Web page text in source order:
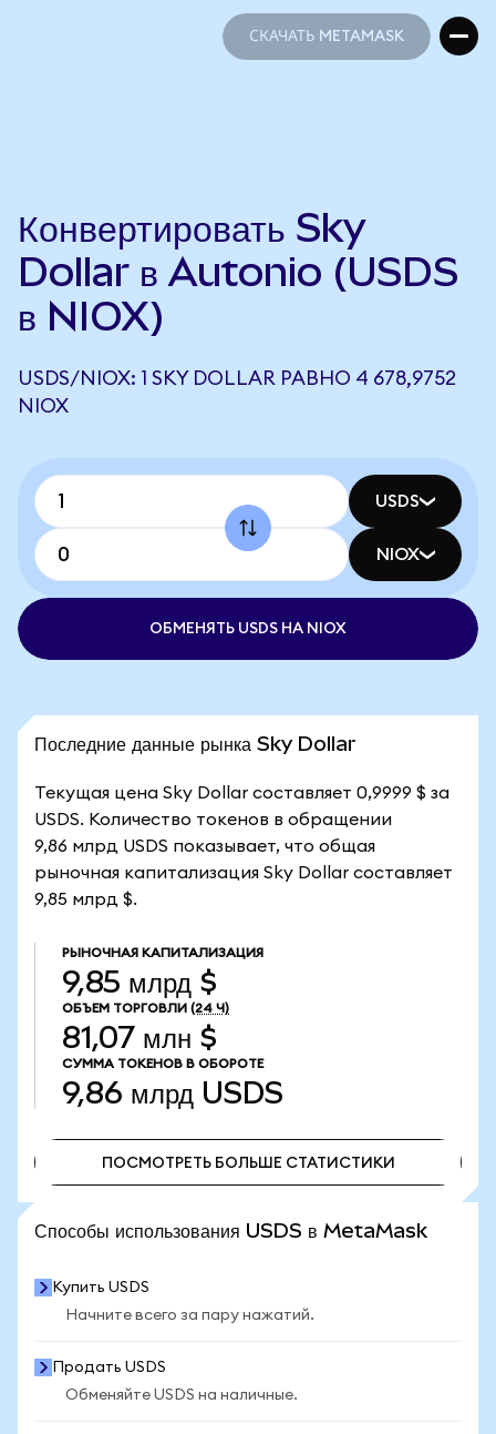
СКАЧАТЬ METAMASK
Конвертировать Sky
Dollar в Autonio (USDS
в NIOX)
USDS/NIOX: 1 SKY DOLLAR РАВНО 4 678,9752
NIOX
USDS
NIOX
ОБМЕНЯТЬ USDS НА NIOX
Последние данные рынка Sky Dollar
Текущая цена Sky Dollar составляет 0,9999 $ за
USDS. Количество токенов в обращении
9,86 млрд USDS показывает, что общая
рыночная капитализация Sky Dollar составляет
9,85 млрд $.
РЫНОЧНАЯ КАПИТАЛИЗАЦИЯ
9,85 млрд $
ОБЪЕМ ТОРГОВЛИ (24 Ч)
81,07 млн $
СУММА ТОКЕНОВ В ОБОРОТЕ
9,86 млрд USDS
ПОСМОТРЕТЬ БОЛЬШЕ СТАТИСТИКИ
Способы использования USDS в MetaMask
Купить USDS
Начните всего за пару нажатий.
Продать USDS
Обменяйте USDS на наличные.